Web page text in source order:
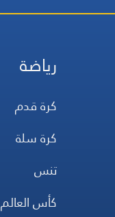
رياضة
كرة قدم
كرة سلة
تنس
كأس العالم